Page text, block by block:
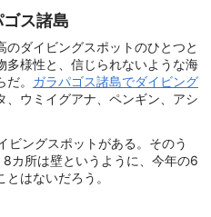
ス諸島
ダイビングスポットのひとつと
多様性と、信じられないような海
。 ガラパゴス諸島でダイビング
、ウミイグアナ、ペンギン、アシ
ビングスポットがある。そのう
カ所は壁というように、今年の6
はないだろう。